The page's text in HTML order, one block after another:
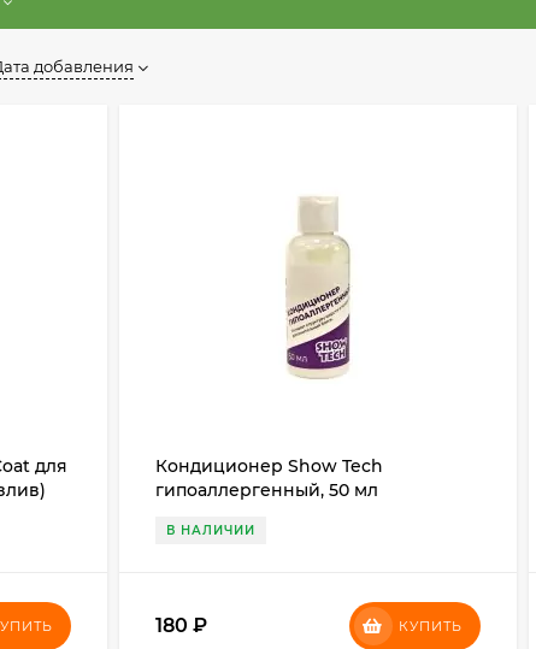
добавления
для
Кондиционер Show Tech
гипоаллергенный, 50 мл
В НАЛИЧИИ
180₽ КУПИТЬ